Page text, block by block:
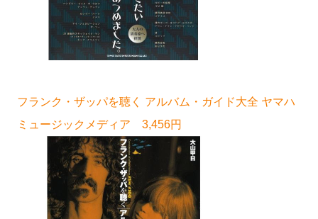
フランク・ザッパを聴く アルバム・ガイド大全 ヤマハ
ミュージックメディア 3,456円